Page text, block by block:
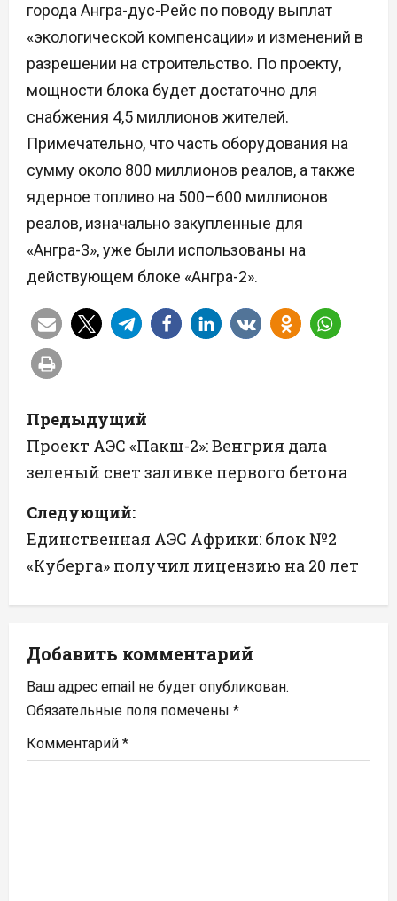
города Ангра-дус-Рейс по поводу выплат
«экологической компенсации» и изменений в
разрешении на строительство. По проекту,
мощности блока будет достаточно для
снабжения 4,5 миллионов жителей.
Примечательно, что часть оборудования на
сумму около 800 миллионов реалов, а также
ядерное топливо на 500–600 миллионов
реалов, изначально закупленные для
«Ангра-3», уже были использованы на
действующем блоке «Ангра-2».
Н
а
в
и
г
а
и
я
п
Предыдущий
Проект АЭС «Пакш-2»: Венгрия дала
зеленый свет заливке первого бетона
Следующий:
Единственная АЭС Африки: блок №2
«Куберга» получил лицензию на 20 лет
Добавить комментарий
Ваш адрес email не будет опубликован.
Обязательные поля помечены *
Комментарий *